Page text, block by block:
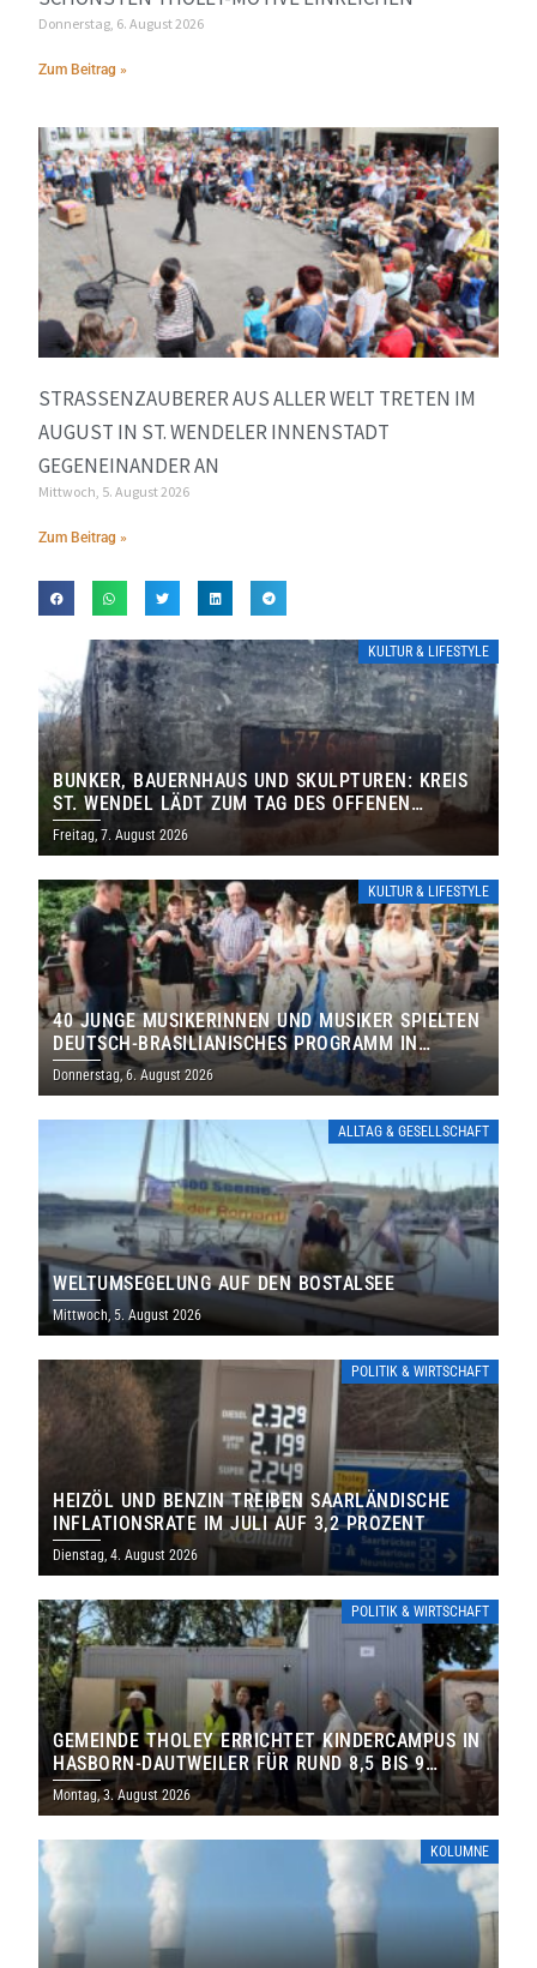
Donnerstag, 6. August 2026
Zum Beitrag »
STRASSENZAUBERER AUS ALLER WELT TRETEN IM A
UGUST IN ST. WENDELER INNENSTADT G
EGENEINANDER AN
Mittwoch, 5. August 2026
Zum Beitrag »
KULTUR & LIFESTYLE
BUNKER, BAUERNHAUS UND SKULPTUREN: KREIS
ST. WENDEL LÄDT ZUM TAG DES OFFENEN
DENKMALS EIN
Freitag, 7. August 2026
KULTUR & LIFESTYLE
40 JUNGE MUSIKERINNEN UND MUSIKER SPIELTEN
DEUTSCH-BRASILIANISCHES PROGRAMM IN
THOLEY
Donnerstag, 6. August 2026
ALLTAG & GESELLSCHAFT
WELTUMSEGELUNG AUF DEN BOSTALSEE
Mittwoch, 5. August 2026
POLITIK & WIRTSCHAFT
HEIZÖL UND BENZIN TREIBEN SAARLÄNDISCHE
INFLATIONSRATE IM JULI AUF 3,2 PROZENT
Dienstag, 4. August 2026
POLITIK & WIRTSCHAFT
GEMEINDE THOLEY ERRICHTET KINDERCAMPUS IN
HASBORN-DAUTWEILER FÜR RUND 8,5 BIS 9
MILLIONEN EURO
Montag, 3. August 2026
KOLUMNE